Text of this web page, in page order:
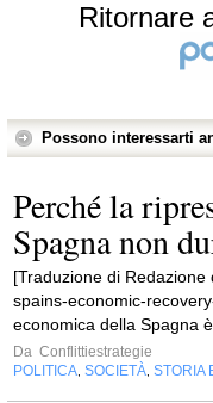
Ritornare
Possono interessarti
Perché la
Spagna non
[Traduzione di Redazione
spains-economic-
economica della Spagna
Da Conflittiestrategie
POLITICA SOCIETÀ STORIA